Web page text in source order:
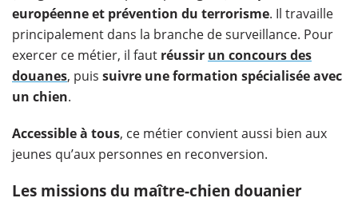
européenneet prévention du terrorisme. Il travaille
principalement dans la branche de surveillance. Pour
exercer ce métier, il faut réussir un concours des
douanes, puis suivre une formation spécialisée avec
un chien.
Accessible à tous, ce métier convient aussi bien aux
jeunes qu’aux personnes en reconversion.
Les missions du maître-chien douanier